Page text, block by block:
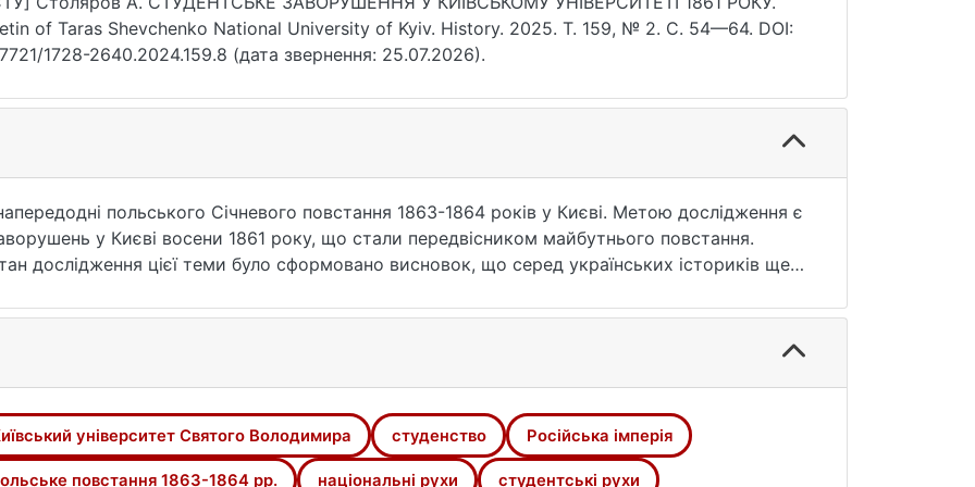
of Taras Shevchenko National University of Kyiv. History. 2025. Т. 159, № 2. С. 54—64. DOI:
1728-2640.2024.159.8 (дата звернення: 25.07.2026).
польського Січневого повстання 1863-1864 років у Києві. Метою дослідження є
у Києві восени 1861 року, що стали передвісником майбутнього повстання.
дослідження цієї теми було сформовано висновок, що серед українських істориків ще
загальнонаукові та загальноісторичні методи, зокрема контент-аналіз, синтез,
джерел застосовувався компаративний метод, а історико-генетичний метод
Також було використано історико-системний метод для врахування різних факторів
з’ясовано, що київські студенти польського походження були ключовими рушіями
1861 р. Це відбувалося шляхом носіння заборонених елементів одягу, а також
університет Святого Володимира студенство Російська імперія
повстання 1863-1864 рр. національні рухи студентські рухи